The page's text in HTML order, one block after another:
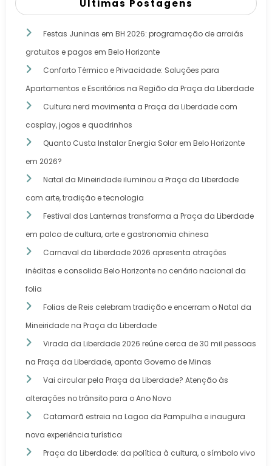
Últimas Postagens
Festas Juninas em BH 2026: programação de arraiás
gratuitos e pagos em Belo Horizonte
Conforto Térmico e Privacidade: Soluções para
Apartamentos e Escritórios na Região da Praça da Liberdade
Cultura nerd movimenta a Praça da Liberdade com
cosplay, jogos e quadrinhos
Quanto Custa Instalar Energia Solar em Belo Horizonte
em 2026?
Natal da Mineiridade iluminou a Praça da Liberdade
com arte, tradição e tecnologia
Festival das Lanternas transforma a Praça da Liberdade
em palco de cultura, arte e gastronomia chinesa
Carnaval da Liberdade 2026 apresenta atrações
inéditas e consolida Belo Horizonte no cenário nacional da
folia
Folias de Reis celebram tradição e encerram o Natal da
Mineiridade na Praça da Liberdade
Virada da Liberdade 2026 reúne cerca de 30 mil pessoas
na Praça da Liberdade, aponta Governo de Minas
Vai circular pela Praça da Liberdade? Atenção às
alterações no trânsito para o Ano Novo
Catamarã estreia na Lagoa da Pampulha e inaugura
nova experiência turística
Praça da Liberdade: da política à cultura, o símbolo vivo